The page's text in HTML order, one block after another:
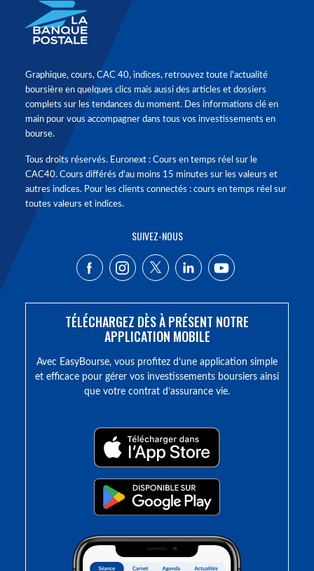
Graphique, cours, CAC 40, indices, retrouvez toute l'actualité
boursière en quelques clics mais aussi des articles et dossiers
complets sur les tendances du moment. Des informations clé en
main pour vous accompagner dans tous vos investissements en
bourse.
Tous droits réservés. Euronext : Cours en temps réel sur le
CAC40. Cours différés d'au moins 15 minutes sur les valeurs et
autres indices. Pour les clients connectés : cours en temps réel sur
toutes valeurs et indices.
SUIVEZ-NOUS
TÉLÉCHARGEZ DÈS À PRÉSENT NOTRE
APPLICATION MOBILE
Avec EasyBourse, vous profitez d’une application simple
et efficace pour gérer vos investissements boursiers ainsi
que votre contrat d’assurance vie.